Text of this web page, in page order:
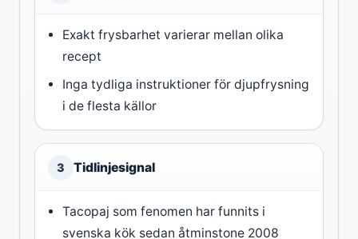
Exakt frysbarhet varierar mellan olika
recept
Inga tydliga instruktioner för djupfrysning
i de flesta källor
3 Tidlinjesignal
Tacopaj som fenomen har funnits i
svenska kök sedan åtminstone 2008